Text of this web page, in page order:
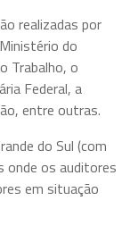
realizadas por
do
Trabalho, o
Federal, a
entre outras.
do Sul (com
os auditores
em situação